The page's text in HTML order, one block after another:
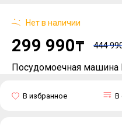
Посудомоечная машина
В
В избранное
Нет в наличии
299 990₸ 444